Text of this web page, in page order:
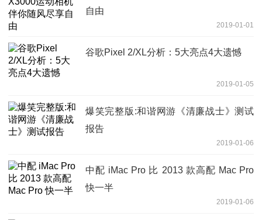
自由
2019-01-01
谷歌Pixel 2/XL分析：5大亮点4大遗憾
2019-01-05
爆笑完整版:和谐网游《清廉战士》测试
报告
2019-01-06
中配 iMac Pro 比 2013 款高配 Mac Pro
快一半
2019-01-06